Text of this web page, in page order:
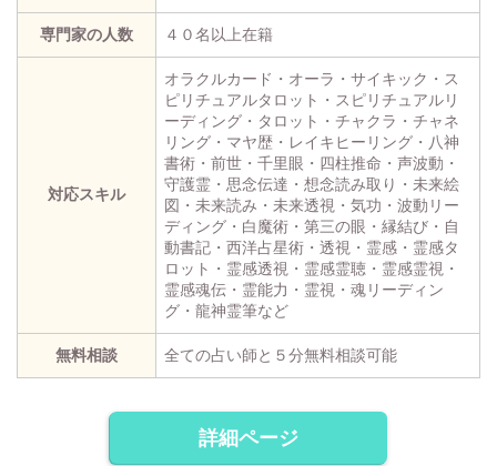
専門家の人数 ４０名以上在籍
対応スキル
オラクルカード・オーラ・サイキック・ス
ピリチュアルタロット・スピリチュアルリ
ーディング・タロット・チャクラ・チャネ
リング・マヤ歴・レイキヒーリング・八神
書術・前世・千里眼・四柱推命・声波動・
守護霊・思念伝達・想念読み取り・未来絵
図・未来読み・未来透視・気功・波動リー
ディング・白魔術・第三の眼・縁結び・自
動書記・西洋占星術・透視・霊感・霊感タ
ロット・霊感透視・霊感霊聴・霊感霊視・
霊感魂伝・霊能力・霊視・魂リーディン
グ・龍神霊筆など
無料相談 全ての占い師と５分無料相談可能
詳細ページ